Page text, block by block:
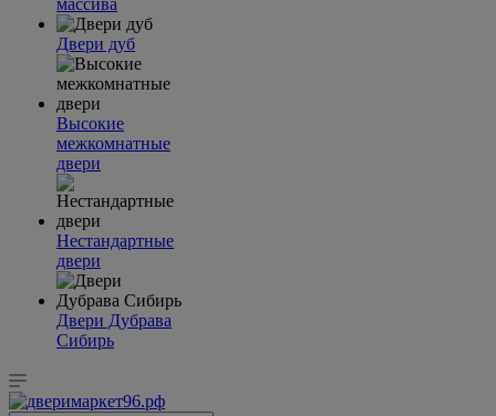
массива
Двери дуб
Высокие
межкомнатные
двери
Нестандартные
двери
Двери Дубрава
Сибирь